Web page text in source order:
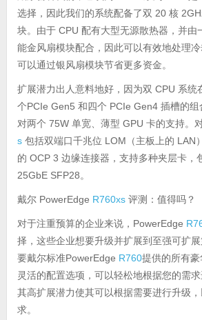
选择，因此我们的系统配备了双 20 核
块。由于 CPU 配有大型无源散热器，并由
能金风扇模块配合，因此可以有效地处理
可以通过银风扇模块节省更多资金。
扩展潜力出人意料地好，因为双 CPU 系统
个PCIe Gen5 和四个 PCIe Gen4 插槽的组
对两个 75W 单宽、薄型 GPU 卡的支持。
s包括双端口千兆位 LOM（主板上的 LAN
的 OCP 3 边缘连接器，支持多种夹层卡，
25GbE SFP28。
戴尔 PowerEdge R760xs评测：值得吗？
对于注重预算的企业来说，PowerEdge
择，这些企业想要升级并扩展到至强可扩
要戴尔标准PowerEdge R760提供的所有
灵活的配置选项，可以轻松地根据您的需
其高扩展潜力使其可以根据需要进行升级
求。